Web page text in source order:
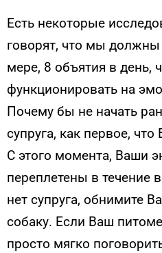
Есть некоторые
говорят, что мы должны
мере, 8 объятия в день,
функционировать на
Почему бы не начать
супруга, как первое,
С этого момента, Ваши
переплетены в течение
нет супруга, обнимите
собаку. Если Ваш
просто мягко